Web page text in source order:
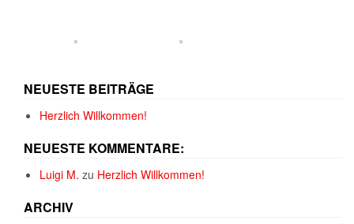
NEUESTE BEITRÄGE
Herzlich Willkommen!
NEUESTE KOMMENTARE:
Luigi M. zu Herzlich Willkommen!
ARCHIV